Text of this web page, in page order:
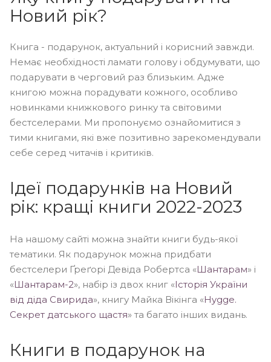
Новий рік?
Книга - подарунок, актуальний і корисний завжди.
Немає необхідності ламати голову і обдумувати, що
подарувати в черговий раз близьким. Адже
книгою можна порадувати кожного, особливо
новинками книжкового ринку та світовими
бестселерами. Ми пропонуємо ознайомитися з
тими книгами, які вже позитивно зарекомендували
себе серед читачів і критиків.
Ідеї подарунків на Новий
рік: кращі книги 2022-2023
На нашому сайті можна знайти книги будь-якої
тематики. Як подарунок можна придбати
бестселери Ґреґорі Девіда Робертса «Шантарам» і
«Шантарам-2», набір із двох книг «Історія України
від діда Свирида», книгу Майка Вікінга «Hygge.
Секрет датського щастя» та багато інших видань.
Книги в подарунок на